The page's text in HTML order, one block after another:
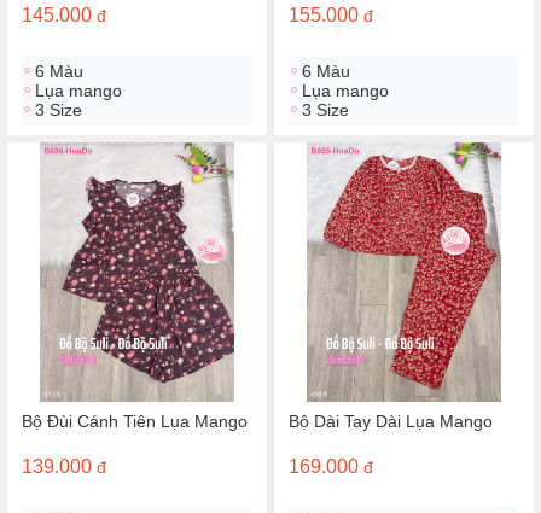
145.000 đ
6 Màu
Lụa mango
3 Size
155.000 đ
6 Màu
Lụa mango
3 Size
Bộ Đùi Cánh Tiên Lụa Mango
139.000 đ
Bộ Dài Tay Dài Lụa Mango
169.000 đ